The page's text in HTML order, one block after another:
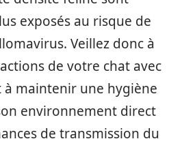
exposés au risque de
Veillez donc à
de votre chat avec
à maintenir une hygiène
environnement direct
de transmission du